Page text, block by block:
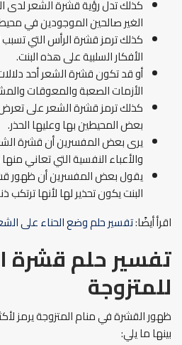
كذلك تدل رؤية قشرة الشعر لدى
الغير صالحين الموجودين في
كذلك ترمز قشرة الرأس التي
الأفكار السلبية على هذه البنت.
أو قد تكون قشرة الشعر أحد
الأزمات الصعبة والمعوقات
كذلك ترمز قشرة الشعر على
بعض المحيطين بها وعليها الحذر.
يرى بعض المفسرين أن قشرة
والأعباء النفسية التي تعاني
يقول بعض المفسرين أن ظهور
البنت يكون تحذير لها لأنها ترتكب
اقرأ أيضًا:تفسير حلم وضع الحناء على
تفسير حلم قشرة
للمتزوجة
ظهور القشرة في منام المتزوجة يرمز
بينها ما يلي: